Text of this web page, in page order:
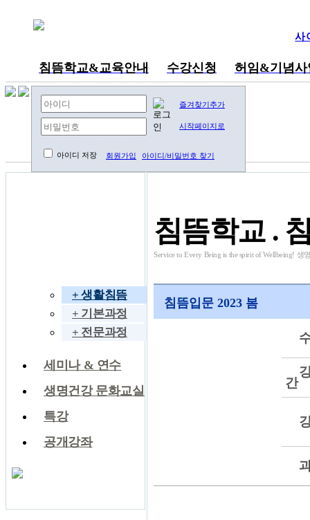
사
침뜸학교&교육안내 수강신청
허임&기념사
내공부방
즐겨찾기추가
시작페이지로
아이디 저장 회원가입 아이디/비밀번호 찾기
+ 생활침뜸
+ 기본과정
+ 전문과정
세미나 & 연수
생명건강 문화교실
특강
공개강좌
침뜸학교 .
Service to Every Being is the spirit of Wellbeing!
침뜸입문 2023 봄
간